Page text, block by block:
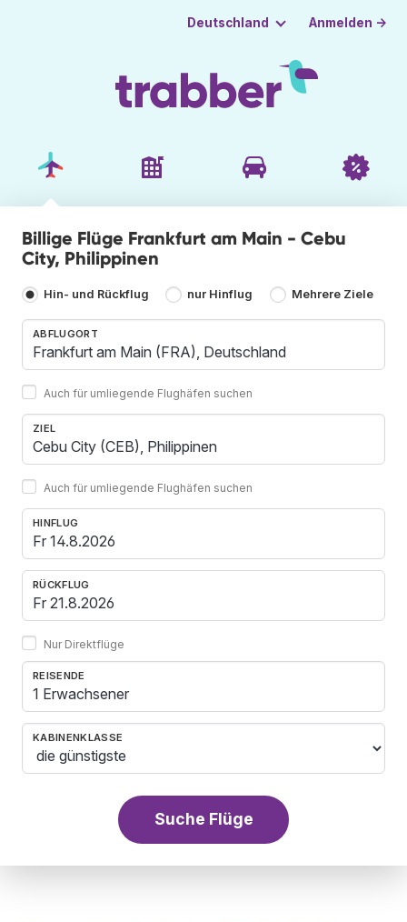
Deutschland Anmelden →
Billige Flüge Frankfurt am Main - Cebu
City, Philippinen
Hin- und Rückflug nur Hinflug Mehrere Ziele
ABFLUGORT
Auch für umliegende Flughäfen suchen
ZIEL
Auch für umliegende Flughäfen suchen
HINFLUG
RÜCKFLUG
Nur Direktflüge
REISENDE
1 Erwachsener
KABINENKLASSE
Suche Flüge